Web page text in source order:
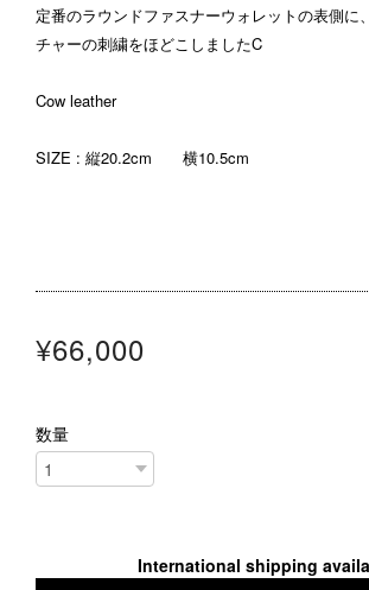
定番のラウンドファスナーウォレットの表側に
チャーの刺繍をほどこしましたC
Cow leather
SIZE : 縦20.2cm 横10.5cm
¥66,000
数量
International shipping